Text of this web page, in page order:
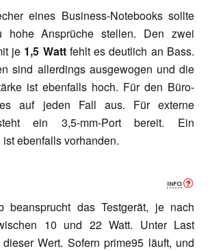
eines Business-Notebooks sollte
hohe Ansprüche stellen. Den zwei
je 1,5 Watt fehlt es deutlich an Bass.
sind allerdings ausgewogen und die
ist ebenfalls hoch. Für den Büro-
auf jeden Fall aus. Für externe
ein 3,5-mm-Port bereit. Ein
ebenfalls vorhanden.
beansprucht das Testgerät, je nach
10 und 22 Watt. Unter Last
Wert. Sofern prime95 läuft, und